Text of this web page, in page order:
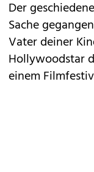
Der
Sache
Vater deiner
Hollywoodstar
einem